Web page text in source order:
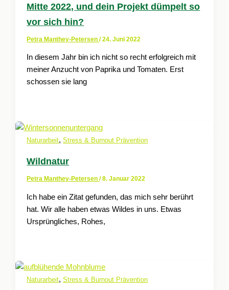
Mitte 2022, und dein Projekt dümpelt so
vor sich hin?
Petra Manthey-Petersen/24. Juni 2022
In diesem Jahr bin ich nicht so recht erfolgreich mit
meiner Anzucht von Paprika und Tomaten. Erst
schossen sie lang
Naturarbeit,Stress & Burnout Prävention
Wildnatur
Petra Manthey-Petersen/8. Januar 2022
Ich habe ein Zitat gefunden, das mich sehr berührt
hat. Wir alle haben etwas Wildes in uns. Etwas
Ursprüngliches, Rohes,
Naturarbeit,Stress & Burnout Prävention